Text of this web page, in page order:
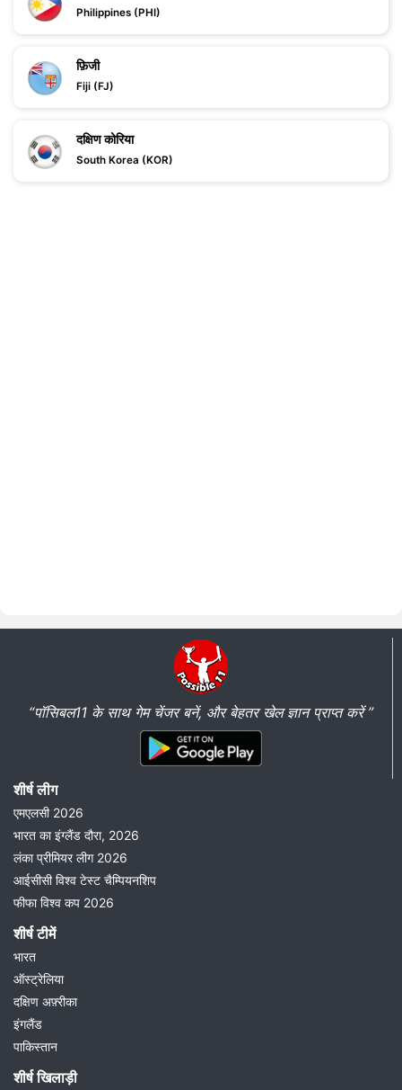
Philippines (PHI)
फ़िजी
Fiji (FJ)
दक्षिण कोरिया
South Korea (KOR)
“पॉसिबल11 के साथ गेम चेंजर बनें, और बेहतर खेल ज्ञान प्राप्त करें ”
शीर्ष लीग
एमएलसी 2026
भारत का इंग्लैंड दौरा, 2026
लंका प्रीमियर लीग 2026
आईसीसी विश्व टेस्ट चैम्पियनशिप
फीफा विश्व कप 2026
शीर्ष टीमें
भारत
ऑस्ट्रेलिया
दक्षिण अफ़्रीका
इंगलैंड
पाकिस्तान
शीर्ष खिलाड़ी